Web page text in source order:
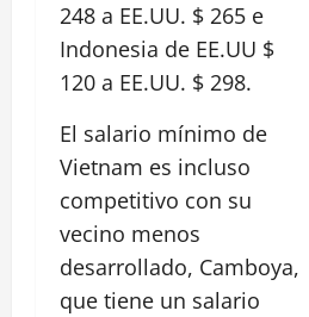
248 a EE.UU. $ 265 e
Indonesia de EE.UU $
120 a EE.UU. $ 298.
El salario mínimo de
Vietnam es incluso
competitivo con su
vecino menos
desarrollado, Camboya,
que tiene un salario